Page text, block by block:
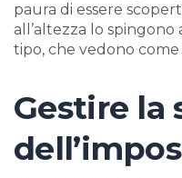
paura di essere
all’altezza lo spingono
tipo, che vedono
Gestire la